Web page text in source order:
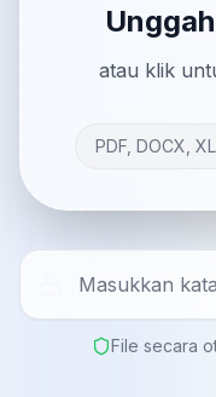
atau klik
PDF, DOCX,
File secara